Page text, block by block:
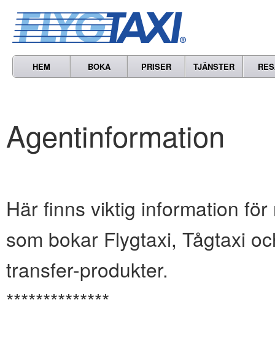
HEM BOKA PRISER TJÄNSTER
Agentinformation
Här finns viktig information
som bokar Flygtaxi, Tågtaxi
transfer-produkter.
**************